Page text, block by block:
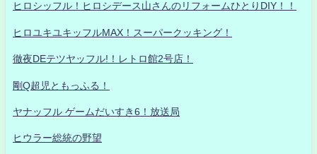
ヒロシッフル！ヒロシデース山さんのリフォームひとりDIY！！
ヒロユキユキッフルMAX！スーパークッキング！
徹夜DEテツヤッフル!！レトロ館2号店！
剛Q超児ともっふる！
ヤナッフル ゲームだいすき6！放送局
ヒウラー総統の野望